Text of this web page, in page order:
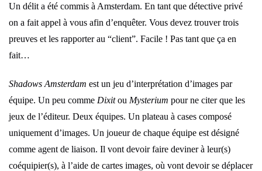
Un délit a été commis à Amsterdam. En tant que détective privé
on a fait appel à vous afin d’enquêter. Vous devez trouver trois
preuves et les rapporter au “client”. Facile ! Pas tant que ça en
fait…
Shadows Amsterdam est un jeu d’interprétation d’images par
équipe. Un peu comme Dixitou Mysterium pour ne citer que les
jeux de l’éditeur. Deux équipes. Un plateau à cases composé
uniquement d’images. Un joueur de chaque équipe est désigné
comme agent de liaison. Il vont devoir faire deviner à leur(s)
coéquipier(s), à l’aide de cartes images, où vont devoir se déplacer